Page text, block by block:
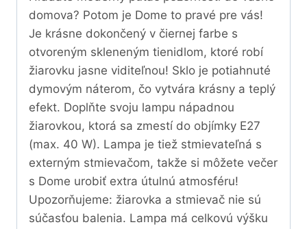
domova? Potom je Dome to pravé pre vás!
Je krásne dokončený v čiernej farbe s
otvoreným skleneným tienidlom, ktoré robí
žiarovku jasne viditeľnou! Sklo je potiahnuté
dymovým náterom, čo vytvára krásny a teplý
efekt. Doplňte svoju lampu nápadnou
žiarovkou, ktorá sa zmestí do objímky E27
(max. 40 W). Lampa je tiež stmievateľná s
externým stmievačom, takže si môžete večer
s Dome urobiť extra útulnú atmosféru!
Upozorňujeme: žiarovka a stmievač nie sú
súčasťou balenia. Lampa má celkovú výšku